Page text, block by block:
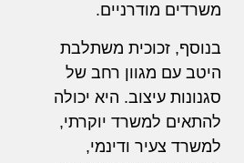
משרדים מודרניים.
בנוסף, זכוכית משתלבת
היטב עם מגוון רחב של
סגנונות עיצוב. היא יכולה
להתאים למשרד יוקרתי,
למשרד צעיר ודינמי,